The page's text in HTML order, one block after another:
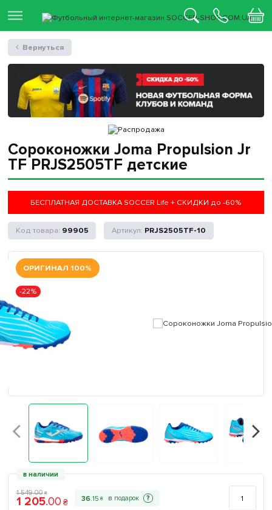
Сороконожки Joma Propulsion Jr
TF PRJS2505TF детские
БЕСПЛАТНАЯ ДОСТАВКА SOCCER Life + СКИДКИ до -60%
99905 PRJS2505TF-10
ОРИГИНАЛ 100%
-22%
в наличии
1 549.00 ₴
1 205.00 ₴ 36.15 ₴ ?
Вернуться